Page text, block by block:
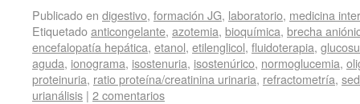
Publicado en digestivo, formación JG, laboratorio, medicina
Etiquetadoanticongelante, azotemia, bioquímica, brecha
encefalopatía hepática, etanol, etilenglicol, fluidoterapia,
aguda, ionograma, isostenuria, isostenúrico, normoglucemia,
proteinuria, ratio proteína/creatinina urinaria, refractometría,
urianálisis | 2 comentarios